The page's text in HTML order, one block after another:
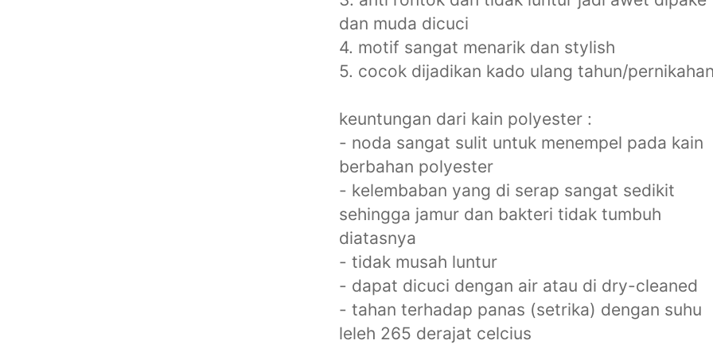
dan muda dicuci
4. motif sangat menarik dan stylish
5. cocok dijadikan kado ulang tahun/
keuntungan dari kain polyester :
- noda sangat sulit untuk menempel pada kain
berbahan polyester
- kelembaban yang di serap sangat sedikit
sehingga jamur dan bakteri tidak tumbuh
diatasnya
- tidak musah luntur
- dapat dicuci dengan air atau di dry-cleaned
- tahan terhadap panas (setrika) dengan suhu
leleh 265 derajat celcius